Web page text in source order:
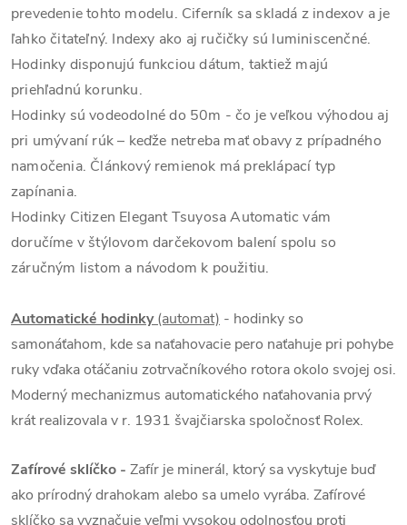
prevedenie tohto modelu. Ciferník sa skladá z indexov a je
ľahko čitateľný. Indexy ako aj ručičky sú luminiscenčné.
Hodinky disponujú funkciou dátum, taktiež majú
priehľadnú korunku.
Hodinky sú vodeodolné do 50m - čo je veľkou výhodou aj
pri umývaní rúk – keďže netreba mať obavy z prípadného
namočenia. Článkový remienok má preklápací typ
zapínania.
Hodinky Citizen Elegant Tsuyosa Automatic vám
doručíme v štýlovom darčekovom balení spolu so
záručným listom a návodom k použitiu.
Automatické hodinky(automat) - hodinky so
samonáťahom, kde sa naťahovacie pero naťahuje pri pohybe
ruky vďaka otáčaniu zotrvačníkového rotora okolo svojej osi.
Moderný mechanizmus automatického naťahovania prvý
krát realizovala v r. 1931 švajčiarska spoločnosť Rolex.
Zafírové sklíčko - Zafír je minerál, ktorý sa vyskytuje buď
ako prírodný drahokam alebo sa umelo vyrába. Zafírové
sklíčko sa vyznačuje veľmi vysokou odolnosťou proti